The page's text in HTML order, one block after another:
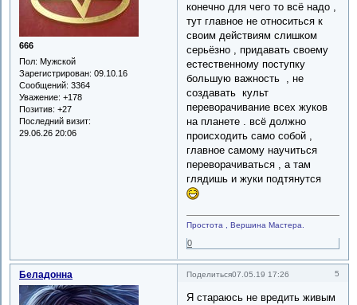
666
Пол: Мужской
Зарегистрирован: 09.10.16
Сообщений: 3364
Уважение: +178
Позитив: +27
Последний визит:
29.06.26 20:06
конечно для чего то всё надо ,
тут главное не относиться к
своим действиям слишком
серьёзно , придавать своему
естественному поступку
большую важность , не
создавать культ
переворачивание всех жуков
на планете . всё должно
происходить само собой ,
главное самому научиться
переворачиваться , а там
глядишь и жуки подтянутся
Простота , Вершина Мастера.
0
Поделиться 5
07.05.19 17:26
Беладонна
Я стараюсь не вредить живым